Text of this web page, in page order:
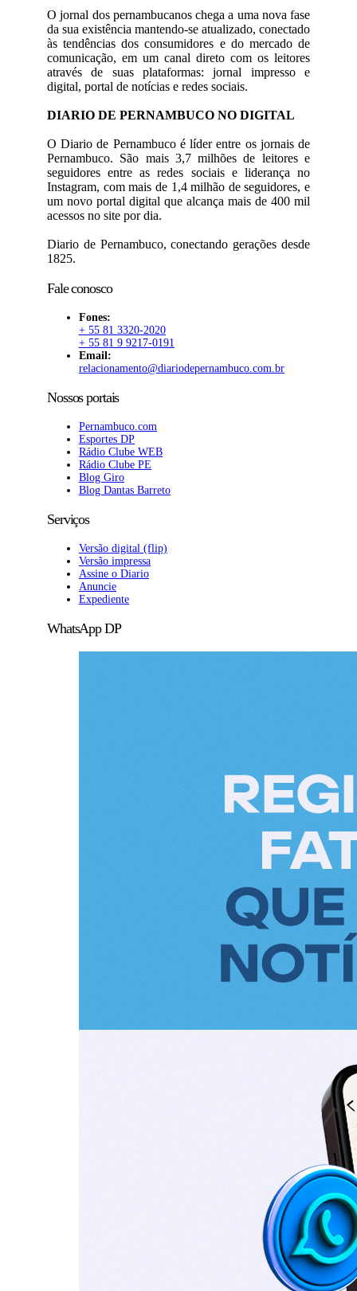
O jornal dos pernambucanos chega a uma nova fase
da sua existência mantendo-se atualizado, conectado
às tendências dos consumidores e do mercado de
comunicação, em um canal direto com os leitores
através de suas plataformas: jornal impresso e
digital, portal de notícias e redes sociais.
DIARIO DE PERNAMBUCO NO DIGITAL
O Diario de Pernambuco é líder entre os jornais de
Pernambuco. São mais 3,7 milhões de leitores e
seguidores entre as redes sociais e liderança no
Instagram, com mais de 1,4 milhão de seguidores, e
um novo portal digital que alcança mais de 400 mil
acessos no site por dia.
Diario de Pernambuco, conectando gerações desde
1825.
Fale conosco
Fones:
+ 55 81 3320-2020
+ 55 81 9 9217-0191
Email:
relacionamento@diariodepernambuco.com.br
Nossos portais
Pernambuco.com
Esportes DP
Rádio Clube WEB
Rádio Clube PE
Blog Giro
Blog Dantas Barreto
Serviços
Versão digital (flip)
Versão impressa
Assine o Diario
Anuncie
Expediente
WhatsApp DP